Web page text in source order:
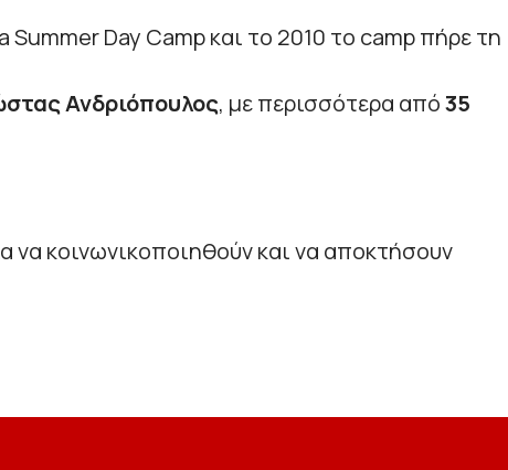
Summer Day Camp και το 2010 το camp πήρε τη
Ανδριόπουλος, με περισσότερα από35
να κοινωνικοποιηθούν και να αποκτήσουν